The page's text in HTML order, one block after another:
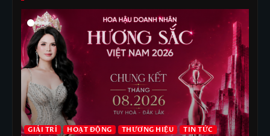
GIẢI TRÍ HOẠT ĐỘNG THƯƠNG HIỆU TIN TỨC